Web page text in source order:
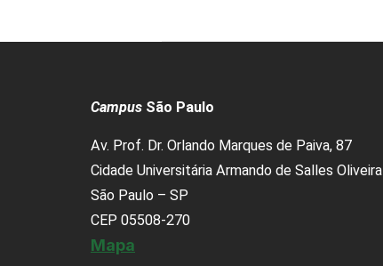
Campus São Paulo
Av. Prof. Dr. Orlando Marques de Paiva, 87
Cidade Universitária Armando de Salles Oliveira
São Paulo – SP
CEP 05508-270
Mapa